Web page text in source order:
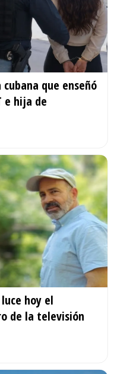
que enseñó
e hija de
hoy el
de la televisión